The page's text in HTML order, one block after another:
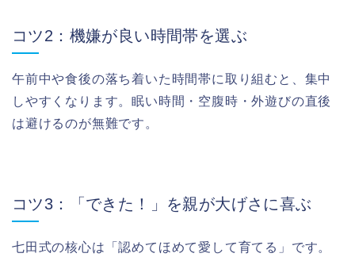
コツ2：機嫌が良い時間帯を選ぶ
午前中や食後の落ち着いた時間帯に取り組むと、集中
しやすくなります。眠い時間・空腹時・外遊びの直後
は避けるのが無難です。
コツ3：「できた！」を親が大げさに喜ぶ
七田式の核心は「認めてほめて愛して育てる」です。